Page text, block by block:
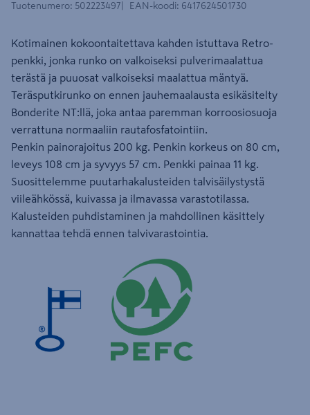
Tuotenumero: 502223497 EAN-koodi: 6417624501730
Kotimainen kokoontaitettava kahden istuttava Retro-
penkki, jonka runko on valkoiseksi pulverimaalattua
terästä ja puuosat valkoiseksi maalattua mäntyä.
Teräsputkirunko on ennen jauhemaalausta esikäsitelty
Bonderite NT:llä, joka antaa paremman korroosiosuoja
verrattuna normaaliin rautafosfatointiin.
Penkin painorajoitus 200 kg. Penkin korkeus on 80 cm,
leveys 108 cm ja syvyys 57 cm. Penkki painaa 11 kg.
Suosittelemme puutarhakalusteiden talvisäilystystä
viileähkössä, kuivassa ja ilmavassa varastotilassa.
Kalusteiden puhdistaminen ja mahdollinen käsittely
kannattaa tehdä ennen talvivarastointia.